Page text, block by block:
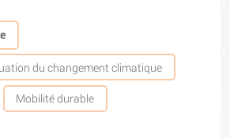
du changement climatique
Mobilité durable